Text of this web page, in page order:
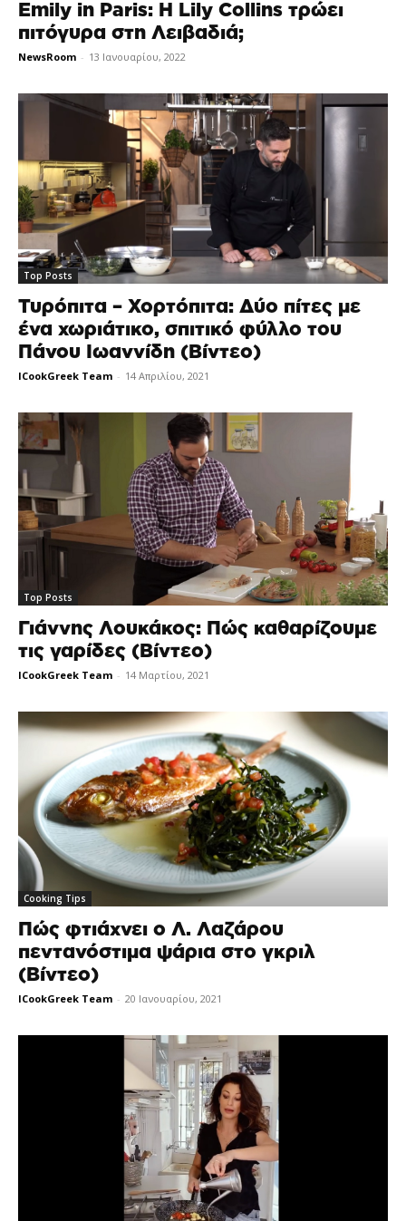
Emily in Paris: H Lily Collins τρώει
πιτόγυρα στη Λειβαδιά;
NewsRoom - 13 Ιανουαρίου, 2022
Top Posts
Τυρόπιτα – Χορτόπιτα: Δύο πίτες με
ένα χωριάτικο, σπιτικό φύλλο του
Πάνου Ιωαννίδη (Βίντεο)
ICookGreek Team - 14 Απριλίου, 2021
Top Posts
Γιάννης Λουκάκος: Πώς καθαρίζουμε
τις γαρίδες (Βίντεο)
ICookGreek Team - 14 Μαρτίου, 2021
Cooking Tips
Πώς φτιάχνει ο Λ. Λαζάρου
πεντανόστιμα ψάρια στο γκριλ
(Βίντεο)
ICookGreek Team - 20 Ιανουαρίου, 2021